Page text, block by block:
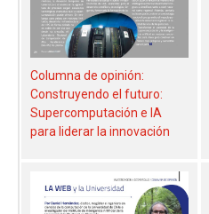
Columna de opinión:
Construyendo el futuro:
Supercomputación e IA
para liderar la innovación